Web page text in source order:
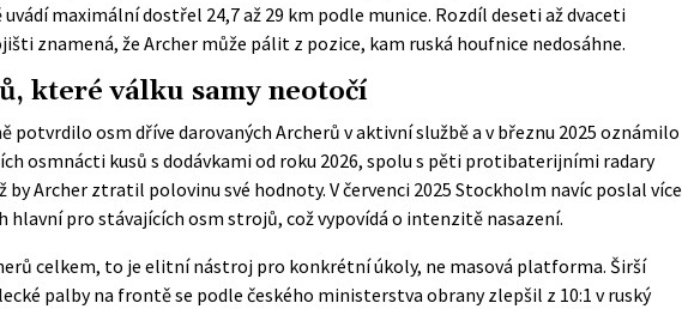
maximální dostřel 24,7 až 29 km podle munice. Rozdíl deseti až dvaceti
znamená, že Archer může pálit z pozice, kam ruská houfnice nedosáhne.
které válku samy neotočí
potvrdilo osm dříve darovaných Archerů v aktivní službě a v březnu 2025 oznámilo
osmnácti kusů s dodávkami od roku 2026, spolu s pěti protibaterijními radary
by Archer ztratil polovinu své hodnoty. V červenci 2025 Stockholm navíc poslal více
hlavnípro stávajících osm strojů, což vypovídá o intenzitě nasazení.
celkem, to je elitní nástroj pro konkrétní úkoly, ne masová platforma. Širší
palby na frontě se podle českého ministerstva obrany zlepšil z 10:1 v ruský